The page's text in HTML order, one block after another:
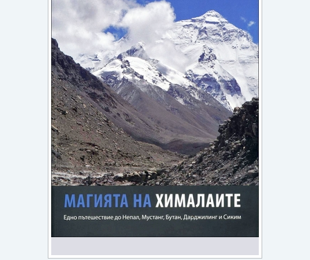
Подаръци
Ваучери
Промоции
Контакти
Вход
Регистрация